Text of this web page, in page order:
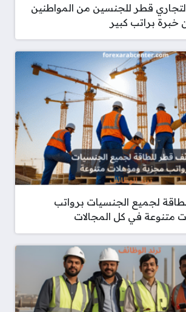
قطر للجنسين من المواطنين
خبرة براتب كبير
لجميع الجنسيات برواتب
متنوعة في كل المجالات